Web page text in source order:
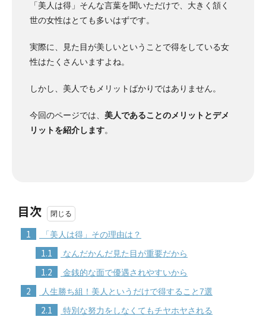
「美人は得」 そんな言葉を聞いただけで、大きく頷く
世の女性はとても多いはずです。
実際に、見た目が美しいということで得をしている女
性はたくさんいますよね。
しかし、美人でもメリットばかりではありません。
今回のページでは、 美人であることのメリットとデメ
リットを紹介します。
目次
1 「美人は得」その理由は？
1.1 なんだかんだ見た目が重要だから
1.2 金銭的な面で優遇されやすいから
2 人生勝ち組！美人というだけで得すること7選
2.1 特別な努力をしなくてもチヤホヤされる